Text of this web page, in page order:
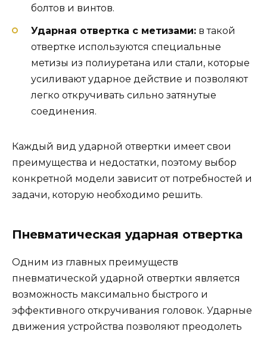
болтов и винтов.
Ударная отвертка с метизами: в такой
отвертке используются специальные
метизы из полиуретана или стали, которые
усиливают ударное действие и позволяют
легко откручивать сильно затянутые
соединения.
Каждый вид ударной отвертки имеет свои
преимущества и недостатки, поэтому выбор
конкретной модели зависит от потребностей и
задачи, которую необходимо решить.
Пневматическая ударная отвертка
Одним из главных преимуществ
пневматической ударной отвертки является
возможность максимально быстрого и
эффективного откручивания головок. Ударные
движения устройства позволяют преодолеть